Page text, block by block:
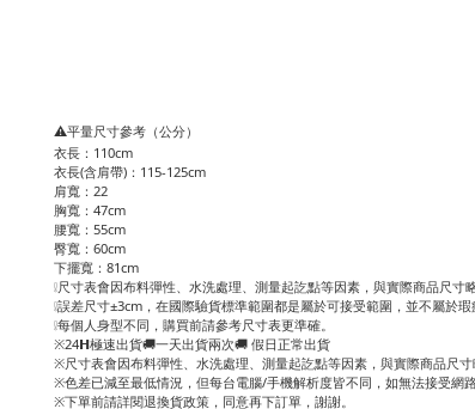
⚠️平量尺寸參考（公分）
衣長：110cm
衣長(含肩帶)：115-125cm
肩寬：22
胸寬：47cm
腰寬：55cm
臀寬：60cm
下擺寬：81cm
❕尺寸表會因布料彈性、水洗處理、測量起訖點等因素，與實際商品尺寸
❕誤差尺寸±3cm，在國際驗貨標準範圍都是屬於可接受範圍，並不屬於瑕
❕每個人身型不同，購買前請參考尺寸表更準確。
※24𝗛極速出貨🚚一天出貨兩次🚚 假日正常出貨
※尺寸表會因布料彈性、水洗處理、測量起訖點等因素，與實際商品尺
※色差已減至最低情況，但每台電腦/手機解析度皆不同，如無法接受網
※下單前請詳閱退換貨政策，同意再下訂單，謝謝。